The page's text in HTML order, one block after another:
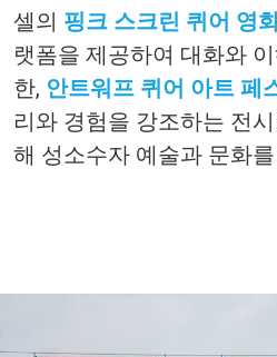
셀의 핑크 스크린 퀴어 영
랫폼을 제공하여 대화와
한, 안트워프 퀴어 아트 페
리와 경험을 강조하는 전
해 성소수자 예술과 문화를